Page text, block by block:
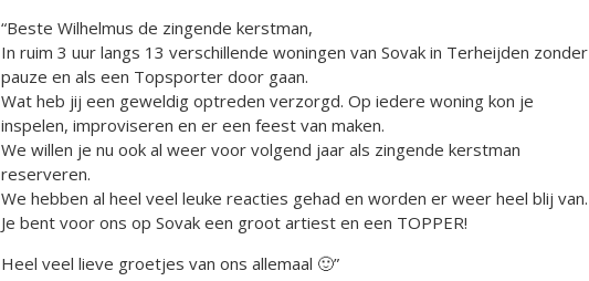
“Beste Wilhelmus de zingende kerstman,
In ruim 3 uur langs 13 verschillende woningen van Sovak in Terheijden zonder
pauze en als een Topsporter door gaan.
Wat heb jij een geweldig optreden verzorgd. Op iedere woning kon je
inspelen, improviseren en er een feest van maken.
We willen je nu ook al weer voor volgend jaar als zingende kerstman
reserveren.
We hebben al heel veel leuke reacties gehad en worden er weer heel blij van.
Je bent voor ons op Sovak een groot artiest en een TOPPER!
Heel veel lieve groetjes van ons allemaal 🙂”